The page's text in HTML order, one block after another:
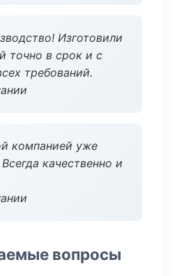
Изготовили
точно в срок и с
требований.
компанией уже
качественно и
вопросы